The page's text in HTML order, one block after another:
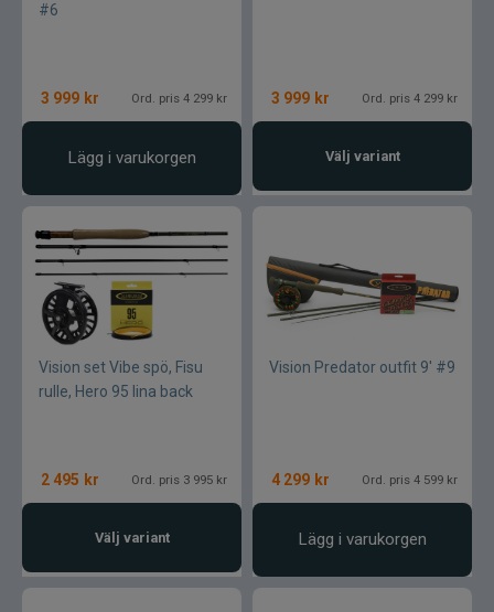
#6
3 999 kr Ord. pris 4 299 kr
Lägg i varukorgen
3 999 kr Ord. pris 4 299 kr
Välj variant
Vision set Vibe spö, Fisu
rulle, Hero 95 lina back
2 495 kr Ord. pris 3 995 kr
Välj variant
Vision Predator outfit 9' #9
4 299 kr Ord. pris 4 599 kr
Lägg i varukorgen